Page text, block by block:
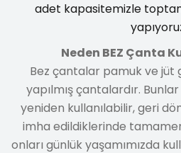
adet kapasitemizle
Neden BEZ Çanta
Bez çantalar pamuk ve jüt
yapılmış çantalardır.
yeniden kullanılabilir, geri
imha edildiklerinde
onları günlük yaşamımızda